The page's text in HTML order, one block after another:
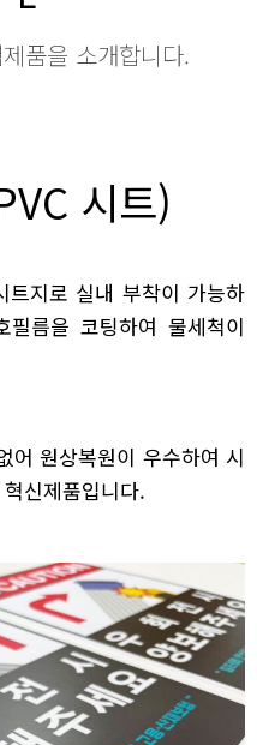
품을 소개합니다.
시트)
트지로 실내 부착이 가능하
필름을 코팅하여 물세척이
어 원상복원이 우수하여 시
신제품입니다.